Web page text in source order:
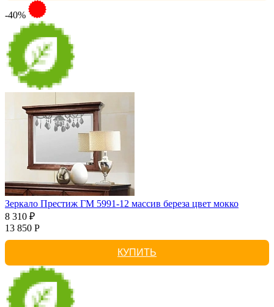
-40%
Зеркало Престиж ГМ 5991-12 массив береза цвет мокко
8 310 ₽
13 850 Р
КУПИТЬ